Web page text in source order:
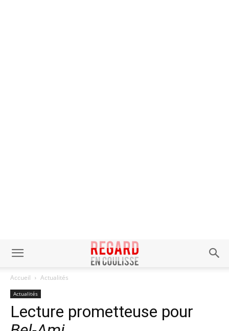
Accueil Actualités
Actualités
Lecture prometteuse pour